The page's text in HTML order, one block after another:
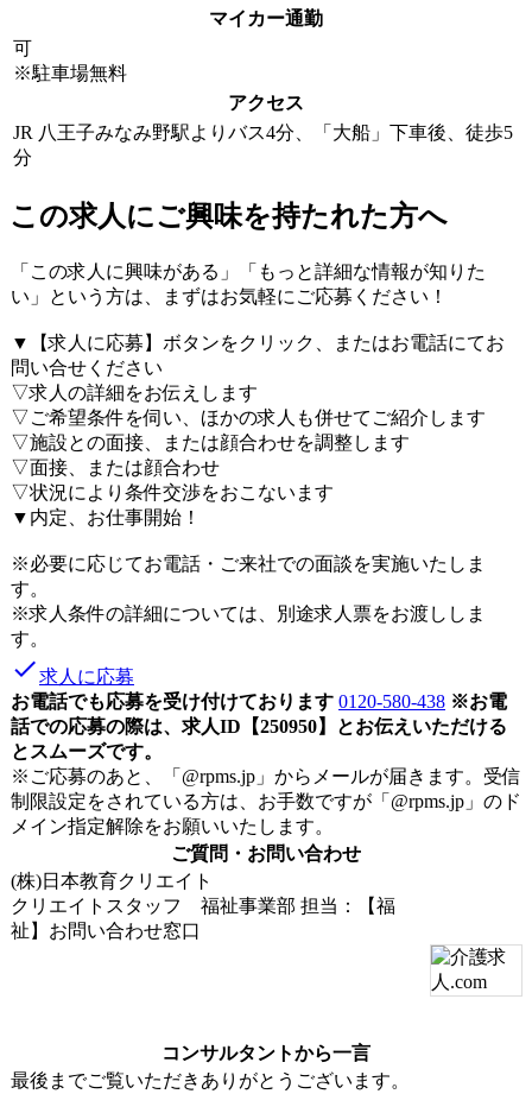
マイカー通勤
可
※駐車場無料
アクセス
JR 八王子みなみ野駅よりバス4分、「大船」下車後、徒歩5
分
この求人にご興味を持たれた方へ
「この求人に興味がある」「もっと詳細な情報が知りた
い」という方は、まずはお気軽にご応募ください！
▼【求人に応募】ボタンをクリック、またはお電話にてお
問い合せください
▽求人の詳細をお伝えします
▽ご希望条件を伺い、ほかの求人も併せてご紹介します
▽施設との面接、または顔合わせを調整します
▽面接、または顔合わせ
▽状況により条件交渉をおこないます
▼内定、お仕事開始！
※必要に応じてお電話・ご来社での面談を実施いたしま
す。
※求人条件の詳細については、別途求人票をお渡ししま
す。
done求人に応募
お電話でも応募を受け付けております 0120-580-438 ※お電
話での応募の際は、求人ID【250950】とお伝えいただける
とスムーズです。
※ご応募のあと、「@rpms.jp」からメールが届きます。受信
制限設定をされている方は、お手数ですが「@rpms.jp」のド
メイン指定解除をお願いいたします。
ご質問・お問い合わせ
(株)日本教育クリエイト
クリエイトスタッフ 福祉事業部 担当：【福
祉】お問い合わせ窓口
コンサルタントから一言
最後までご覧いただきありがとうございます。